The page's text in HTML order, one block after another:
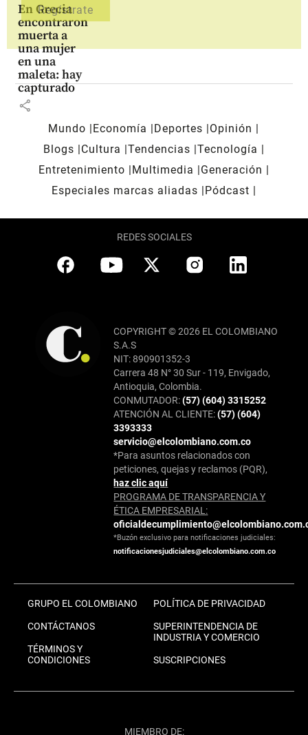
En Grecia
encontraron
muerta a
una mujer
en una
maleta: hay
capturado
share
Mundo Economía Deportes
Opinión
Blogs
Cultura Tendencias Tecnología
Entretenimiento
Multimedia
Generación
Especiales marcas aliadas
Pódcast
REDES SOCIALES
COPYRIGHT © 2026 EL COLOMBIANO
S.A.S
NIT: 890901352-3
Carrera 48 N° 30 Sur - 119, Envigado,
Antioquia, Colombia.
CONMUTADOR:(57) (604) 3315252
ATENCIÓN AL CLIENTE:(57) (604)
3393333
servicio@elcolombiano.com.co
*Para asuntos relacionados con
peticiones, quejas y reclamos (PQR),
haz clic aquí
PROGRAMA DE TRANSPARENCIA Y
ÉTICA EMPRESARIAL:
*Buzón exclusivo para notificaciones judiciales:
notificacionesjudiciales@elcolombiano.com.co
GRUPO EL COLOMBIANO
CONTÁCTANOS
TÉRMINOS Y
CONDICIONES
POLÍTICA DE PRIVACIDAD
SUPERINTENDENCIA DE
INDUSTRIA Y COMERCIO
SUSCRIPCIONES
MIEMBRO DE: